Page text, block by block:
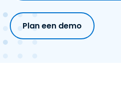
Plan een demo